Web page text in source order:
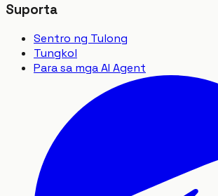
Suporta
Sentro ng Tulong
Tungkol
Para sa mga AI Agent